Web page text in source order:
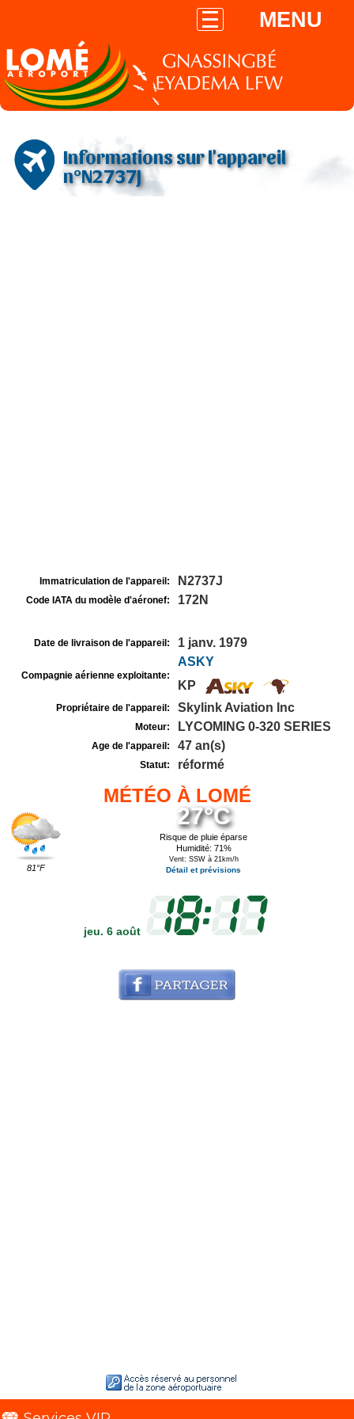
MENU
Informations sur l'appareil
n°N2737J
Immatriculation de l'appareil: N2737J
Code IATA du modèle d'aéronef: 172N
Date de livraison de l'appareil: 1 janv. 1979
Compagnie aérienne exploitante:
ASKY
KP
Propriétaire de l'appareil: Skylink Aviation Inc
Moteur: LYCOMING 0-320 SERIES
Age de l'appareil: 47 an(s)
Statut: réformé
MÉTÉO À LOMÉ
81°F
27°C
Risque de pluie éparse
Humidité: 71%
Vent: SSW à 21km/h
Détail et prévisions
jeu. 6 août